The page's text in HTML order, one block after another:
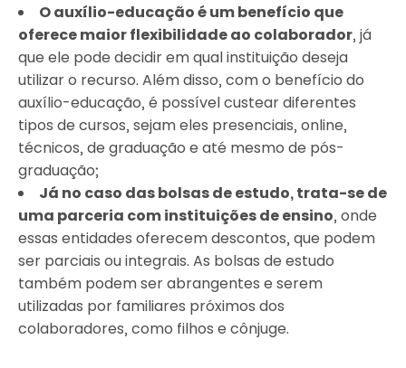
O auxílio-educação é um benefício que
oferece maior flexibilidade ao colaborador, já
que ele pode decidir em qual instituição deseja
utilizar o recurso. Além disso, com o benefício do
auxílio-educação, é possível custear diferentes
tipos de cursos, sejam eles presenciais, online,
técnicos, de graduação e até mesmo de pós-
graduação;
Já no caso das bolsas de estudo, trata-se de
uma parceria com instituições de ensino, onde
essas entidades oferecem descontos, que podem
ser parciais ou integrais. As bolsas de estudo
também podem ser abrangentes e serem
utilizadas por familiares próximos dos
colaboradores, como filhos e cônjuge.